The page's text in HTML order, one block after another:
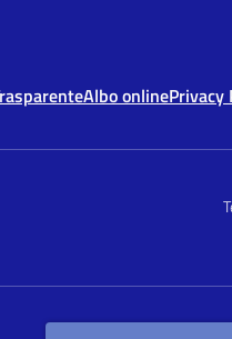
Albo onlinePrivacy